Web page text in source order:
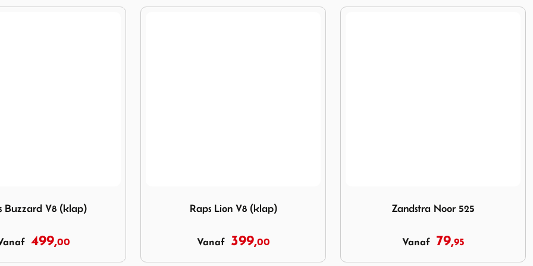
Buzzard V8 (klap)
499,00
Raps Lion V8 (klap)
Vanaf 399,00
Zandstra Noor 525
Vanaf 79,95